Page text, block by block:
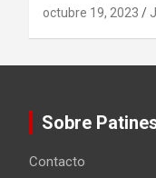
octubre 19, 2023
Sobre
Contacto